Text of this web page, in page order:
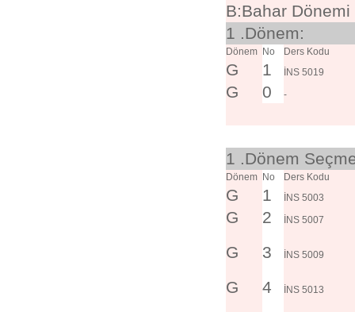
B:Bahar
1 .Dönem:
Dönem No Ders Kodu
G 1 İNS 5019
G 0 -
1 .Dönem
Dönem No Ders Kodu
G 1 İNS 5003
G 2 İNS 5007
G 3 İNS 5009
G 4 İNS 5013